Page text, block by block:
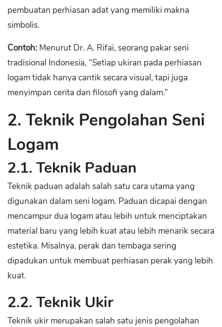
pembuatan perhiasan adat yang memiliki makna
simbolis.
Contoh: Menurut Dr. A. Rifai, seorang pakar seni
tradisional Indonesia, “Setiap ukiran pada perhiasan
logam tidak hanya cantik secara visual, tapi juga
menyimpan cerita dan filosofi yang dalam.”
2. Teknik Pengolahan Seni
Logam
2.1. Teknik Paduan
Teknik paduan adalah salah satu cara utama yang
digunakan dalam seni logam. Paduan dicapai dengan
mencampur dua logam atau lebih untuk menciptakan
material baru yang lebih kuat atau lebih menarik secara
estetika. Misalnya, perak dan tembaga sering
dipadukan untuk membuat perhiasan perak yang lebih
kuat.
2.2. Teknik Ukir
Teknik ukir merupakan salah satu jenis pengolahan